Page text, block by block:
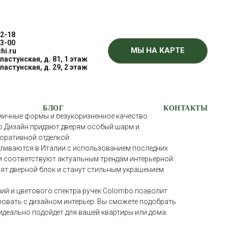
18
00
д. 81, 1 этаж
д. 29, 2 этаж
МЫ НА КАРТЕ
БЛОГ КОНТАКТЫ
КОЛОМБО СПАЙДЕР
это оригинальные дизайнерские решения,
формы и безукоризненное качество
Дизайн придают дверям особый шарм и
отделкой.
в Италии с использованием последних
соответствуют актуальным трендам интерьерной
дверной блок и станут стильным украшением
и цветового спектра ручек Colombo позволит
с дизайном интерьер. Вы сможете подобрать
подойдет для вашей квартиры или дома.